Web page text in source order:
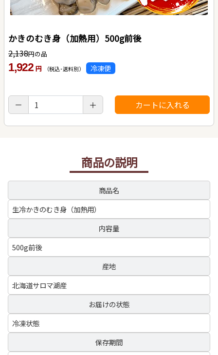
かきのむき身（加熱用）500g前後
2,138円の品
1,922 円 （税込･送料別） 冷凍便
商品の説明
商品名
生冷かきのむき身（加熱用）
内容量
500g前後
産地
北海道サロマ湖産
お届けの状態
冷凍状態
保存期間